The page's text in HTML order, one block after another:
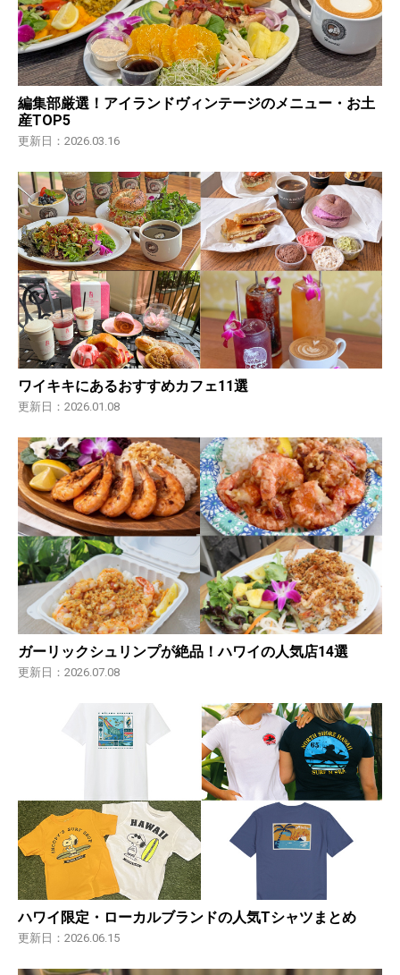
編集部厳選！アイランドヴィンテージのメニュー・お土
産TOP5
更新日：2026.03.16
ワイキキにあるおすすめカフェ11選
更新日：2026.01.08
ガーリックシュリンプが絶品！ハワイの人気店14選
更新日：2026.07.08
ハワイ限定・ローカルブランドの人気Tシャツまとめ
更新日：2026.06.15